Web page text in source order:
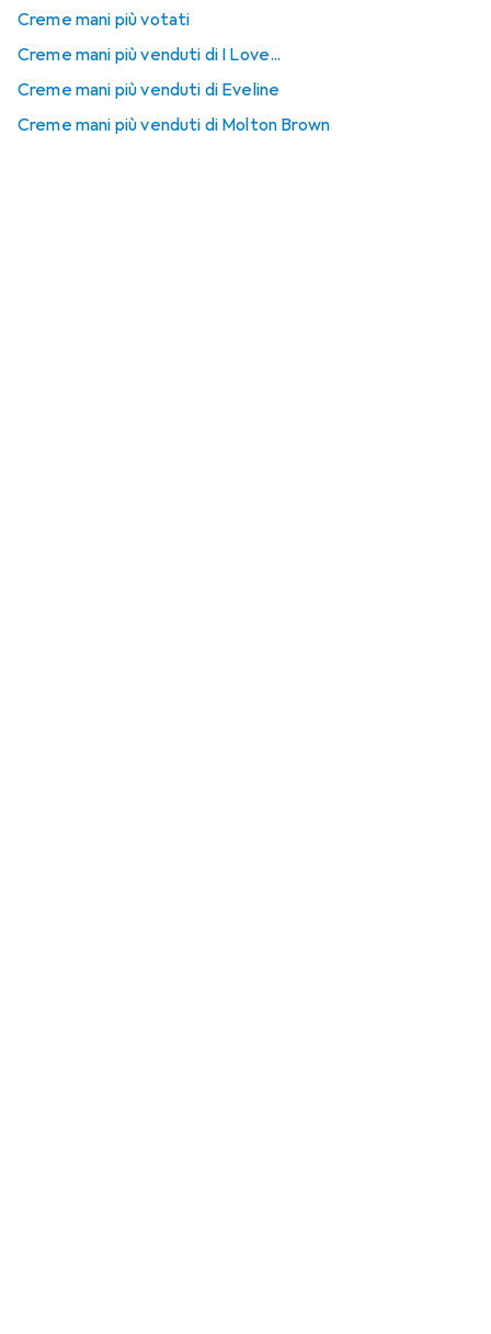
Creme mani più votati
Creme mani più venduti di I Love...
Creme mani più venduti di Eveline
Creme mani più venduti di Molton Brown